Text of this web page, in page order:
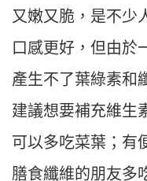
又嫩又脆，是不少
口感更好，但由於
產生不了葉綠素和
建議想要補充維生
可以多吃菜葉；有
膳食纖維的朋友多